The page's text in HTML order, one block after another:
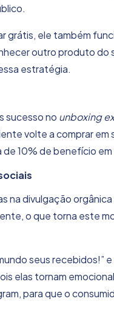
grátis, ele também
outro produto
estratégia.
sucesso no unboxing
volte a comprar em
10% de benefício
na divulgação
o que torna este
seus recebidos!”
elas tornam
para que o